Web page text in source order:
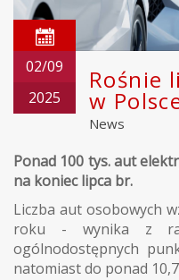
02/09
2025
Rośnie
w
News
Ponad 100 tys. aut
na koniec lipca br.
Liczba aut osobowych
roku - wynika z
ogólnodostępnych
natomiast do ponad